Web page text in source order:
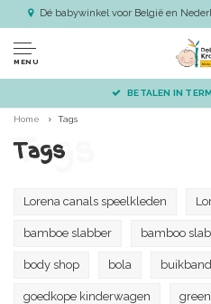
Dé babywinkel voor België en
MENU
BETALEN IN
Home Tags
Tags
Tags
Lorena canals speelkleden
bamboe slabber bamboo
body shop bola buikband
goedkope kinderwagen